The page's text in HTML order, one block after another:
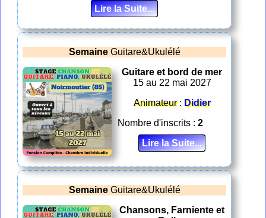
Lire la Suite...
SemaineGuitare&Ukulélé
Guitare et bord de mer
15 au 22 mai 2027
Animateur : Didier
Nombre d'inscrits :2
Lire la Suite...
SemaineGuitare&Ukulélé
Chansons, Farniente et